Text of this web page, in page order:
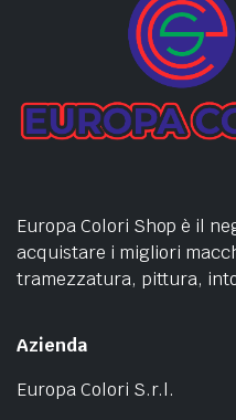
Europa Colori Shop è il
acquistare i migliori
tramezzatura, pittura,
Azienda
Europa Colori S.r.l.